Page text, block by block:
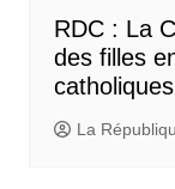
RDC : La
des filles
catholiques
La